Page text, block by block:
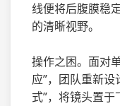
线便将后腹膜稳
的清晰视野。
操作之困。面对
应”，团队重新
式”，将镜头置